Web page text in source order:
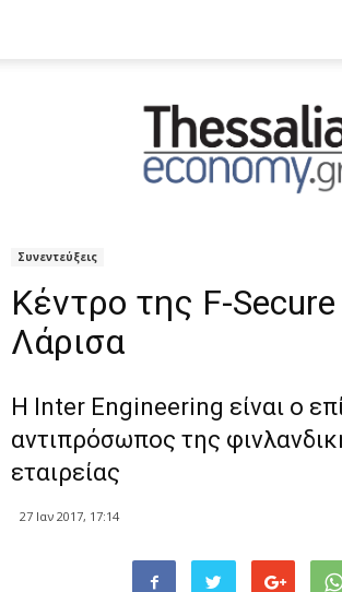
Συνεντεύξεις
Κέντρο της F-Secure
Λάρισα
Η Inter Engineering είναι ο
αντιπρόσωπος της
εταιρείας
27 Ιαν 2017, 17:14